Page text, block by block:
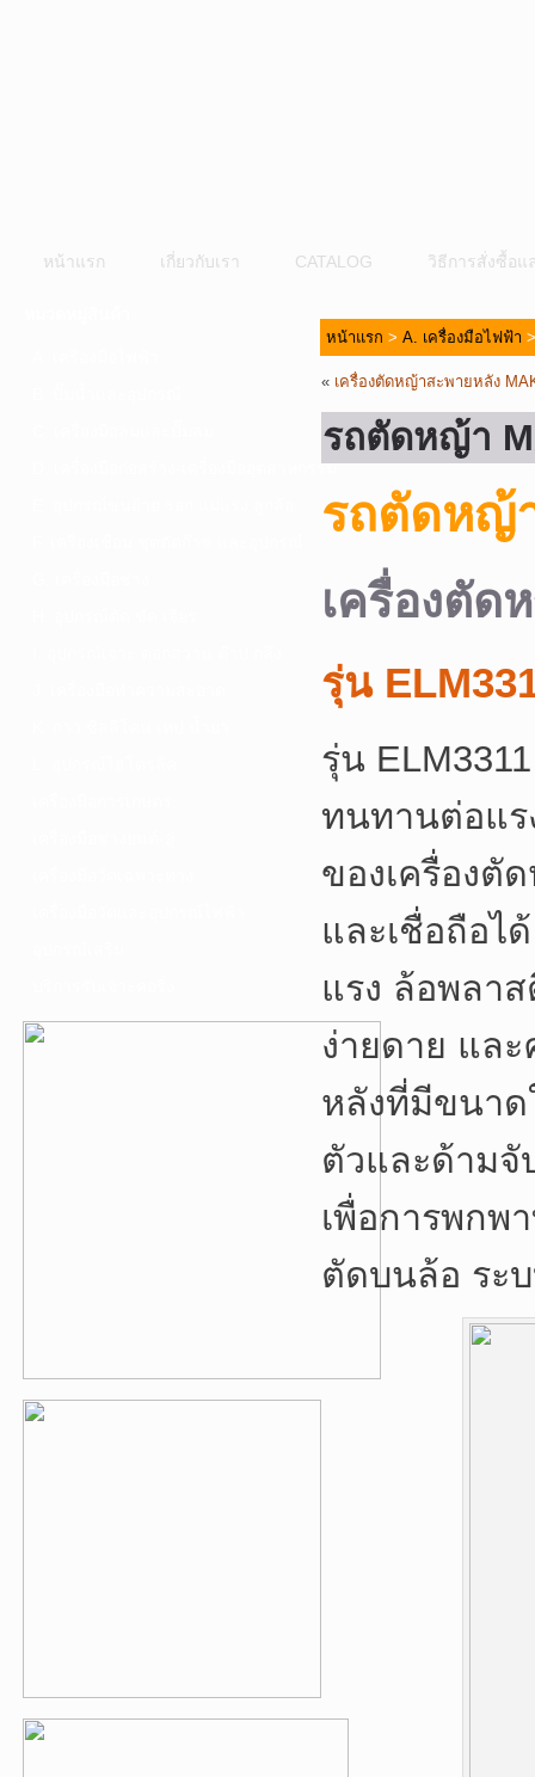
หน้าแรก เกี่ยวกับเรา CATALOG วิธีการสั่งซื้อแ
D. เครื่องมือก่อสร้าง-เครื่องมืออุตสาหกรรม
หน้าแรก > A. เครื่องมือไฟฟ้า
« เครื่องตัดหญ้าสะพายหลัง
รถตัดหญ้า
รถตัดหญ้
เครื่องตัด
รุ่น
รุ่น
ทนทานต่อแร
ของเครื่องตั
และเชื่อถือไ
แรง ล้อพลา
ง่ายดาย แล
หลังที่มีขนา
ตัวและด้ามจั
เพื่อการพกพ
ตัดบนล้อ ระ